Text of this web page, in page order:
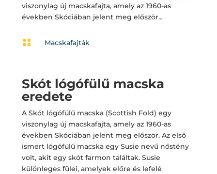
viszonylag új macskafajta, amely az 1960-as
években Skóciában jelent meg először...
 Macskafajták
Skót lógófülű macska
eredete
A Skót lógófülű macska (Scottish Fold) egy
viszonylag új macskafajta, amely az 1960-as
években Skóciában jelent meg először. Az első
ismert lógófülű macska egy Susie nevű nőstény
volt, akit egy skót farmon találtak. Susie
különleges fülei, amelyek előre és lefelé